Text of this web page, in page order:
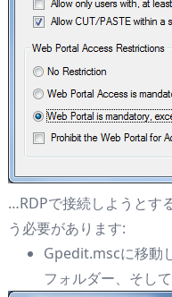
…RDPで接続しようとす
う必要があります:
Gpedit.mscに移動
フォルダー、そし